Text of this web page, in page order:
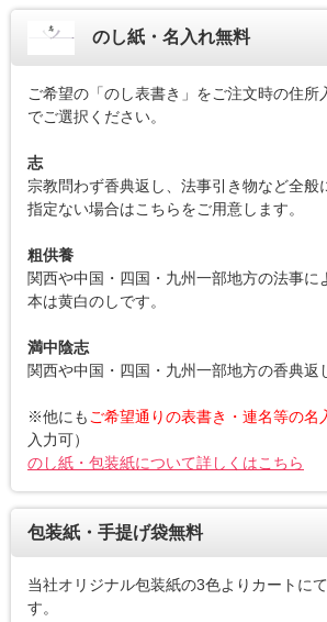
のし紙・名入れ無料
ご希望の「のし表書き」をご注文時の住所
でご選択ください。
志
宗教問わず香典返し、法事引き物など全般
指定ない場合はこちらをご用意します。
粗供養
関西や中国・四国・九州一部地方の法事に
本は黄白のしです。
満中陰志
関西や中国・四国・九州一部地方の香典返
※他にもご希望通りの表書き・連名等の名
入力可）
のし紙・包装紙について詳しくはこちら
包装紙・手提げ袋無料
当社オリジナル包装紙の3色よりカートに
す。